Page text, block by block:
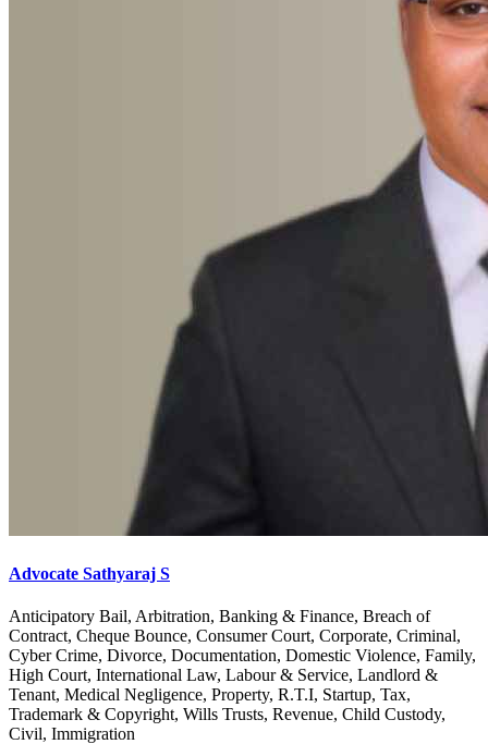
Advocate Sathyaraj S
Anticipatory Bail, Arbitration, Banking & Finance, Breach of
Contract, Cheque Bounce, Consumer Court, Corporate, Criminal,
Cyber Crime, Divorce, Documentation, Domestic Violence, Family,
High Court, International Law, Labour & Service, Landlord &
Tenant, Medical Negligence, Property, R.T.I, Startup, Tax,
Trademark & Copyright, Wills Trusts, Revenue, Child Custody,
Civil, Immigration